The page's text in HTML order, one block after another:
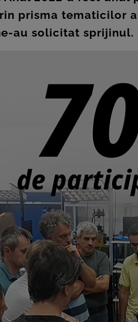
prisma tematicilor
au solicitat sprijinul.